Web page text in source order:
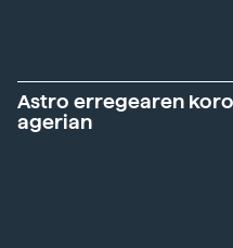
Astro erregearen
agerian